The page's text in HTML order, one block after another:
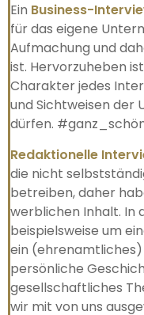
Ein Business-
für das eigene
Aufmachung und
ist. Hervorzuheben
Charakter jedes
und Sichtweisen der
dürfen.
Redaktionelle
die nicht
betreiben, daher
werblichen Inhalt. In
beispielsweise um
ein
persönliche
gesellschaftliches
wir mit von uns